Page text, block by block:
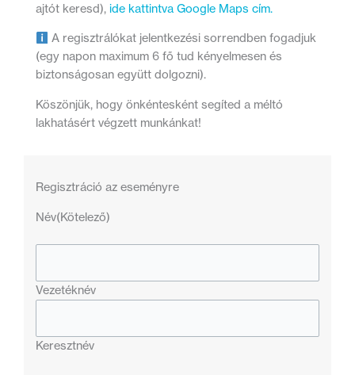
ajtót keresd),ide kattintva Google Maps cím.
A regisztrálókat jelentkezési sorrendben fogadjuk
(egy napon maximum 6 fő tud kényelmesen és
biztonságosan együtt dolgozni).
Köszönjük, hogy önkéntesként segíted a méltó
lakhatásért végzett munkánkat!
Regisztráció az eseményre
Név(Kötelező)
Vezetéknév
Keresztnév